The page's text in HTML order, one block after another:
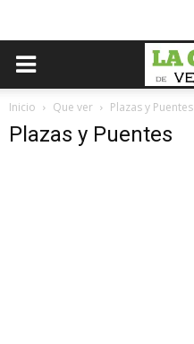
Inicio Que ver Plazas y Puentes
Plazas y Puentes